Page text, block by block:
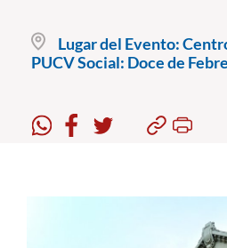
Postgrado
Lugar del Evento:
PUCV Social: Doce de